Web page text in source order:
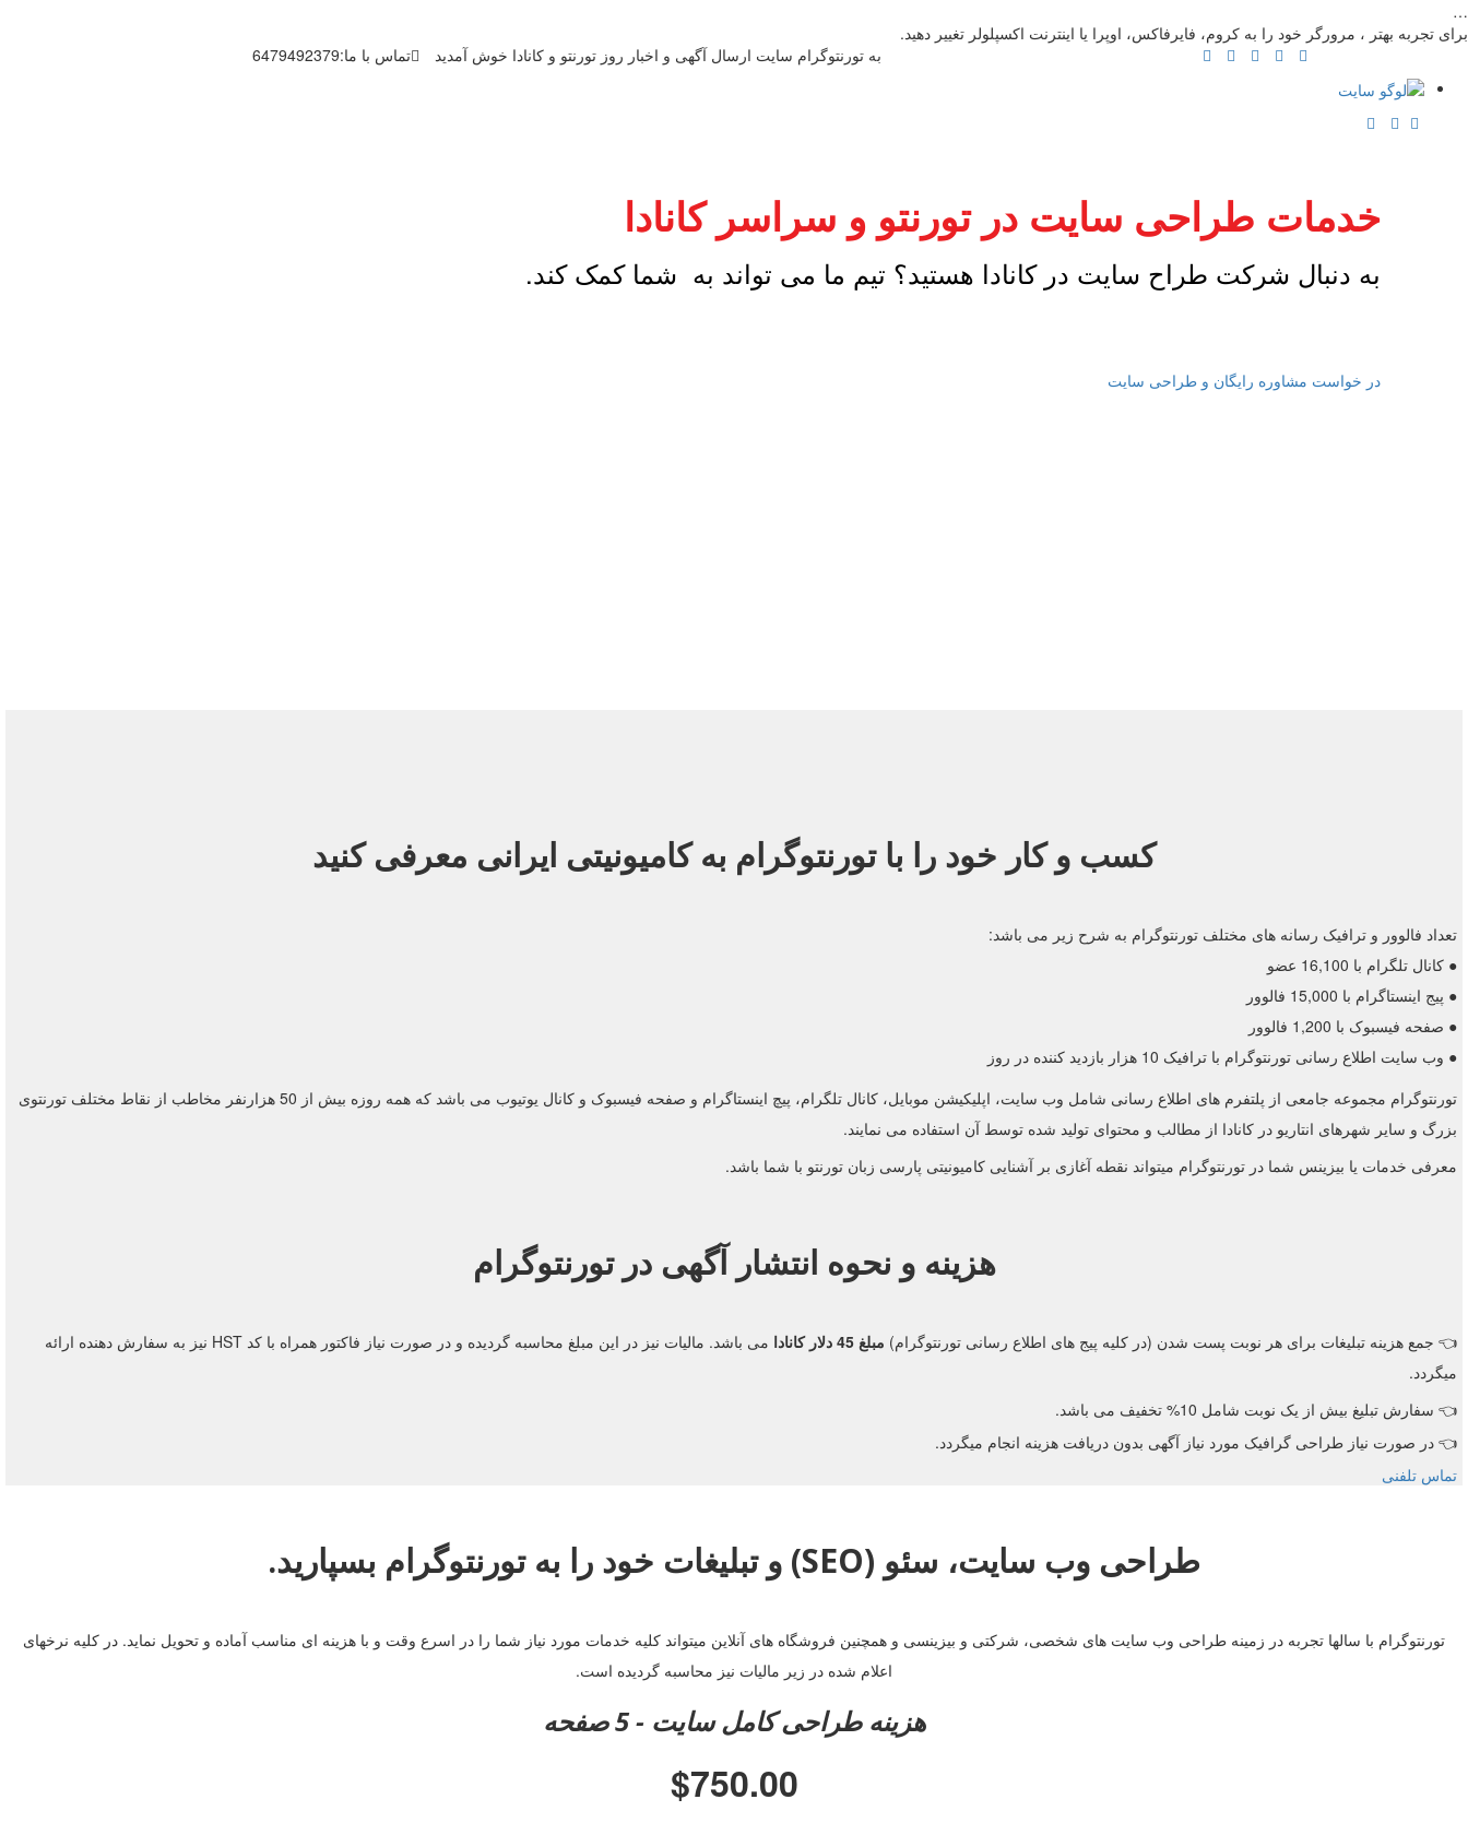
…
برای تجربه بهتر ، مرورگر خود را به کروم، فایرفاکس، اوپرا یا اینترنت اکسپلولر تغییر دهید.
به تورنتوگرام سایت ارسال آگهی و اخبار روز تورنتو و کانادا خوش آمدید
تماس با ما:6479492379
خدمات طراحی سایت در تورنتو و سراسر کانادا
به دنبال شرکت طراح سایت در کانادا هستید؟ تیم ما می تواند به شما کمک کند.
در خواست مشاوره رایگان و طراحی سایت
کسب و کار خود را با تورنتوگرام به کامیونیتی ایرانی معرفی کنید
تعداد فالوور و ترافیک رسانه های مختلف تورنتوگرام به شرح زیر می باشد:
● کانال تلگرام با 16,100 عضو
● پیج اینستاگرام با 15,000 فالوور
● صفحه فیسبوک با 1,200 فالوور
● وب سایت اطلاع رسانی تورنتوگرام با ترافیک 10 هزار بازدید کننده در روز
تورنتوگرام مجموعه جامعی از پلتفرم های اطلاع رسانی شامل وب سایت، اپلیکیشن موبایل، کانال تلگرام، پیچ اینستاگرام و صفحه فیسبوک و کانال یوتیوب می باشد که همه روزه بیش از 50 هزارنفر مخاطب از نقاط مختلف تورنتوی
بزرگ و سایر شهرهای انتاریو در کانادا از مطالب و محتوای تولید شده توسط آن استفاده می نمایند.
معرفی خدمات یا بیزینس شما در تورنتوگرام میتواند نقطه آغازی بر آشنایی کامیونیتی پارسی زبان تورنتو با شما باشد.
هزینه و نحوه انتشار آگهی در تورنتوگرام
👈 جمع هزینه تبلیغات برای هر نوبت پست شدن (در کلیه پیج های اطلاع رسانی تورنتوگرام) مبلغ 45 دلار کانادا
می باشد. مالیات نیز در این مبلغ محاسبه گردیده و در صورت نیاز فاکتور همراه با کد HST نیز به سفارش دهنده ارائه
میگردد.
👈 سفارش تبلیغ بیش از یک نوبت شامل 10% تخفیف می باشد.
👈 در صورت نیاز طراحی گرافیک مورد نیاز آگهی بدون دریافت هزینه انجام میگردد.
تماس تلفنی
طراحی وب سایت، سئو (SEO) و تبلیغات خود را به تورنتوگرام بسپارید.
تورنتوگرام با سالها تجربه در زمینه طراحی وب سایت های شخصی، شرکتی و بیزینسی و همچنین فروشگاه های آنلاین میتواند کلیه خدمات مورد نیاز شما را در اسرع وقت و با هزینه ای مناسب آماده و تحویل نماید. در کلیه نرخهای
اعلام شده در زیر مالیات نیز محاسبه گردیده است.
هزینه طراحی کامل سایت - 5 صفحه
$750.00